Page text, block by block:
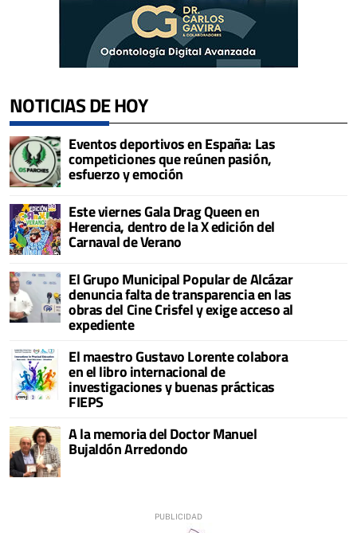
NOTICIAS DE HOY
Eventos deportivos en España: Las
competiciones que reúnen pasión,
esfuerzo y emoción
Este viernes Gala Drag Queen en
Herencia, dentro de la X edición del
Carnaval de Verano
El Grupo Municipal Popular de Alcázar
denuncia falta de transparencia en las
obras del Cine Crisfel y exige acceso al
expediente
El maestro Gustavo Lorente colabora
en el libro internacional de
investigaciones y buenas prácticas
FIEPS
A la memoria del Doctor Manuel
Bujaldón Arredondo